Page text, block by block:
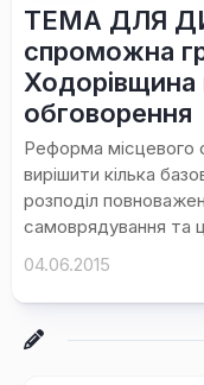
ТЕМА ДЛЯ
спроможна
Ходорівщина
обговорення
Реформа місцевого
вирішити кілька
розподіл
самоврядування та
04.06.2015